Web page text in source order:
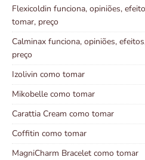
Flexicoldin funciona, opiniões,
tomar, preço
Calminax funciona, opiniões,
preço
Izolivin como tomar
Mikobelle como tomar
Carattia Cream como tomar
Coffitin como tomar
MagniCharm Bracelet como tomar